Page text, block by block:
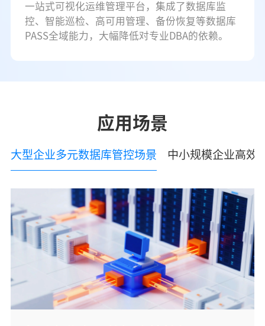
一站式可视化运维管理平台，集成了数据库监
控、智能巡检、高可用管理、备份恢复等数据库
PASS全域能力，大幅降低对专业DBA的依赖。
应用场景
大型企业多元数据库管控场景 中小规模企业高效